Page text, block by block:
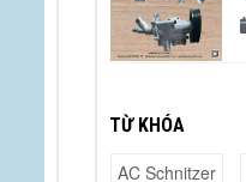
TỪ KHÓA
AC Schnitzer